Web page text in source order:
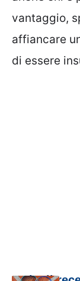
vantaggio,
affiancare
di essere